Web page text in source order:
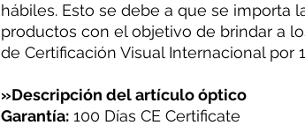
hábiles. Esto se debe a que se importa
productos con el objetivo de brindar a
de Certificación Visual Internacional por
»Descripción del artículo óptico
Garantía: 100 Días CE Certificate